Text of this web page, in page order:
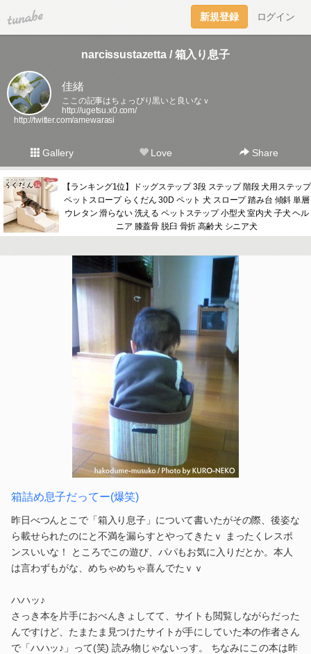
tuna.be 新規登録 ログイン
narcissustazetta / 箱入り息子
佳緒
ここの記事はちょっぴり黒いと良いなｖ
http://ugetsu.x0.com/
http://twitter.com/amewarasi
Gallery Love Share
【ランキング1位】ドッグステップ 3段 ステップ 階段 犬用ステップ
ペットスロープ らくだん 30D ペット 犬 スロープ 踏み台 傾斜 単層
ウレタン 滑らない 洗える ペットステップ 小型犬 室内犬 子犬 ヘル
ニア 膝蓋骨 脱臼 骨折 高齢犬 シニア犬
箱詰め息子だってー(爆笑)
昨日べつんとこで「箱入り息子」について書いたがその際、後姿な
ら載せられたのにと不満を漏らすとやってきたｖ まったくレスポ
ンスいいな！ ところでこの遊び、パパもお気に入りだとか。本人
は言わずもがな、めちゃめちゃ喜んでたｖｖ
ハハッ♪
さっき本を片手におべんきょしてて、サイトも閲覧しながらだった
んですけど、たまたま見つけたサイトが手にしていた本の作者さん
で「ハハッ♪」って(笑) 読み物じゃないっす。 ちなみにこの本は昨